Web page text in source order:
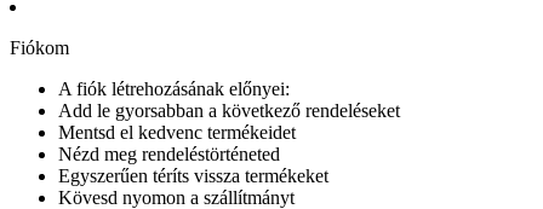
Fiókom
A fiók létrehozásának előnyei:
Add le gyorsabban a következő rendeléseket
Mentsd el kedvenc termékeidet
Nézd meg rendeléstörténeted
Egyszerűen téríts vissza termékeket
Kövesd nyomon a szállítmányt